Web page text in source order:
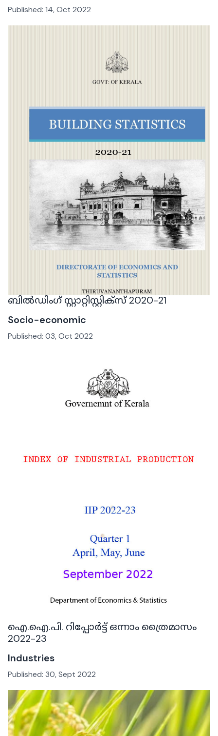
Published: 14, Oct 2022
ബിൽഡിംഗ് സ്റ്റാറ്റിസ്റ്റിക്‌സ് 2020-21
Socio-economic
Published: 03, Oct 2022
ഐ.ഐ.പി. റിപ്പോർട്ട് ഒന്നാം ത്രൈമാസം
2022-23
Industries
Published: 30, Sept 2022